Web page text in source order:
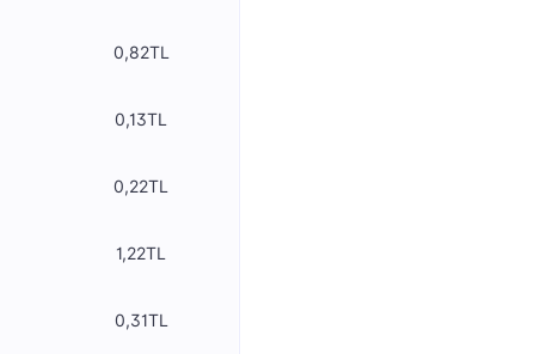
0,82TL
0,13TL
0,22TL
1,22TL
0,31TL